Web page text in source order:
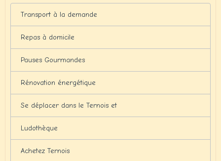
Transport à la demande
Repas à domicile
Pauses Gourmandes
Rénovation énergétique
Se déplacer dans le Ternois et
Ludothèque
Achetez Ternois